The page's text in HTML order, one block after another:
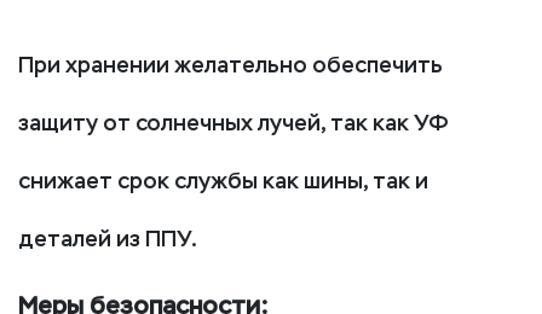
При хранении желательно обеспечить
защиту от солнечных лучей, так как УФ
снижает срок службы как шины, так и
деталей из ППУ.
Меры безопасности: